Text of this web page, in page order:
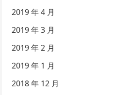
2019 年 4 月
2019 年 3 月
2019 年 2 月
2019 年 1 月
2018 年 12 月